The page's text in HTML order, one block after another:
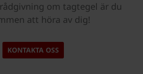
om tagtegel är du
att höra av dig!
KONTAKTA OSS